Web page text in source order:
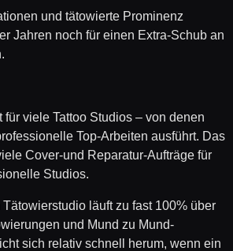
und tätowierte Prominenz
Jahren noch für einen Extra-Schub an
viele Tattoo Studios – von denen
Top-Arbeiten ausführt. Das
Cover-und Reparatur-Aufträge für
Studios.
läuft zu fast 100% über
und Mund zu Mund-
sich relativ schnell herum, wenn ein